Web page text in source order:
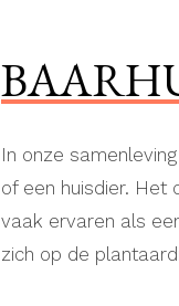
In onze
of een huisdier. Het
vaak ervaren als
zich op de